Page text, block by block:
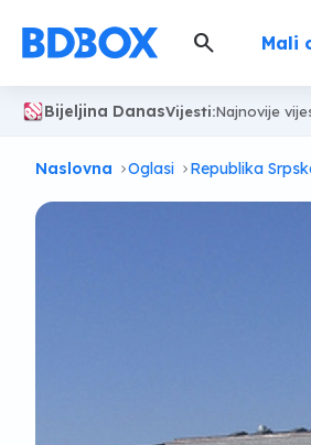
search Mali
Bijeljina DanasVijesti:Najnovije
Naslovna Oglasi Republika